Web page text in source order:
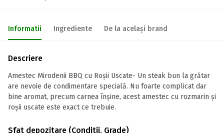
Informatii Ingrediente De la același brand
Descriere
Amestec Mirodenii BBQ cu Roșii Uscate- Un steak bun la grătar
are nevoie de condimentare specială. Nu foarte complicat dar
bine aromat, precum carnea înșine, acest amestec cu rozmarin și
roșii uscate este exact ce trebuie.
Sfat depozitare (Conditii, Grade)